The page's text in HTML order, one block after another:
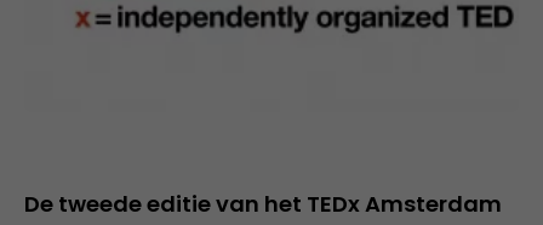
De tweede editie van het TEDx Amsterdam